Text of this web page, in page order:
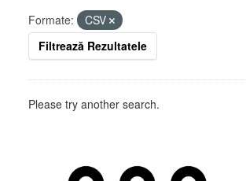
Formate:
CSV
Filtrează Rezultatele
Please try another search.